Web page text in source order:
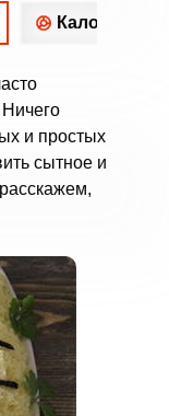
и простых
сытное и